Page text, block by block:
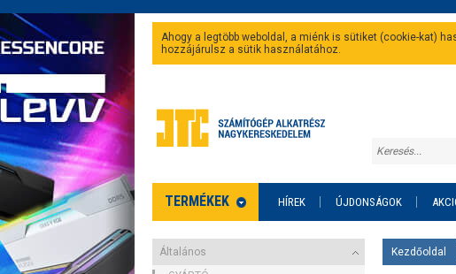
Ahogy a legtöbb weboldal, a miénk is sütiket (cookie-kat)
hozzájárulsz a sütik használatához.
TERMÉKEK HÍREK ÚJDONSÁGOK
Általános
Kezdőoldal